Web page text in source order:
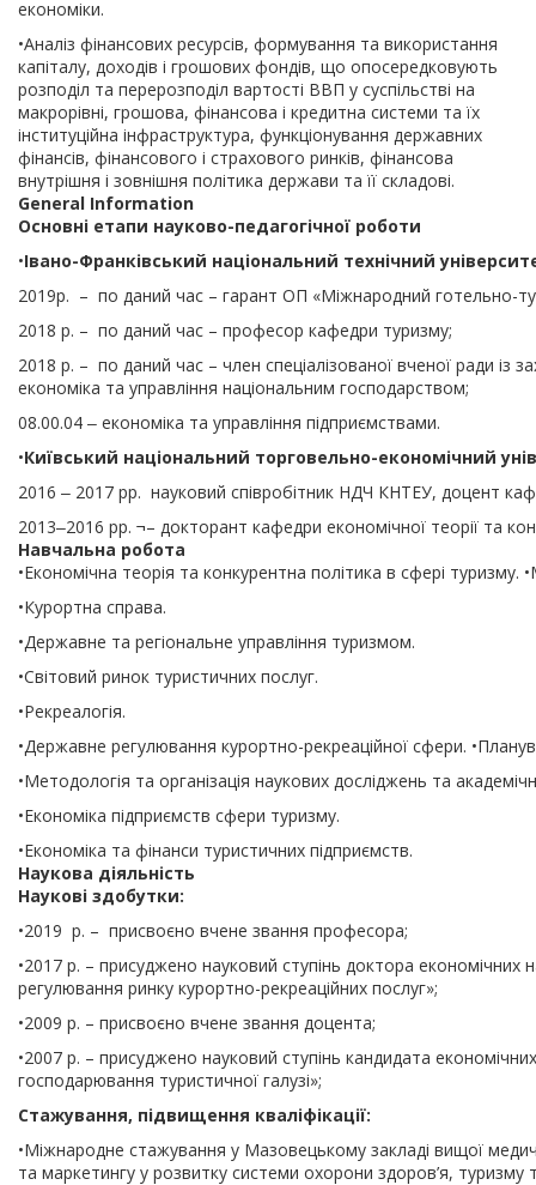
економіки.
•Аналіз фінансових ресурсів, формування та використання
капіталу, доходів і грошових фондів, що опосередковують
розподіл та перерозподіл вартості ВВП у суспільстві на
макрорівні, грошова, фінансова і кредитна системи та їх
інституційна інфраструктура, функціонування державних
фінансів, фінансового і страхового ринків, фінансова
внутрішня і зовнішня політика держави та її складові.
General Information
Основні етапи науково-педагогічної роботи
•Івано-Франківський національний технічний
2019р. – по даний час – гарант ОП «Міжнародний готельно-
2018 р. – по даний час – професор кафедри туризму;
2018 р. – по даний час – член спеціалізованої вченої ради із
економіка та управління національним господарством;
08.00.04 ‒ економіка та управління підприємствами.
•Київський національний торговельно-економічний
2016 ‒ 2017 рр. науковий співробітник НДЧ КНТЕУ, доцент
2013‒2016 рр. ¬– докторант кафедри економічної теорії та
Навчальна робота
•Економічна теорія та конкурентна політика в сфері туризму.
•Курортна справа.
•Державне та регіональне управління туризмом.
•Світовий ринок туристичних послуг.
•Рекреалогія.
•Державне регулювання курортно-рекреаційної сфери.
•Методологія та організація наукових досліджень та
•Економіка підприємств сфери туризму.
•Економіка та фінанси туристичних підприємств.
Наукова діяльність
Наукові здобутки:
•2019 р. – присвоєно вчене звання професора;
•2017 р. – присуджено науковий ступінь доктора економічних
регулювання ринку курортно-рекреаційних послуг»;
•2009 р. – присвоєно вчене звання доцента;
•2007 р. – присуджено науковий ступінь кандидата
господарювання туристичної галузі»;
Стажування, підвищення кваліфікації:
•Міжнародне стажування у Мазовецькому закладі вищої
та маркетингу у розвитку системи охорони здоров’я, туризму